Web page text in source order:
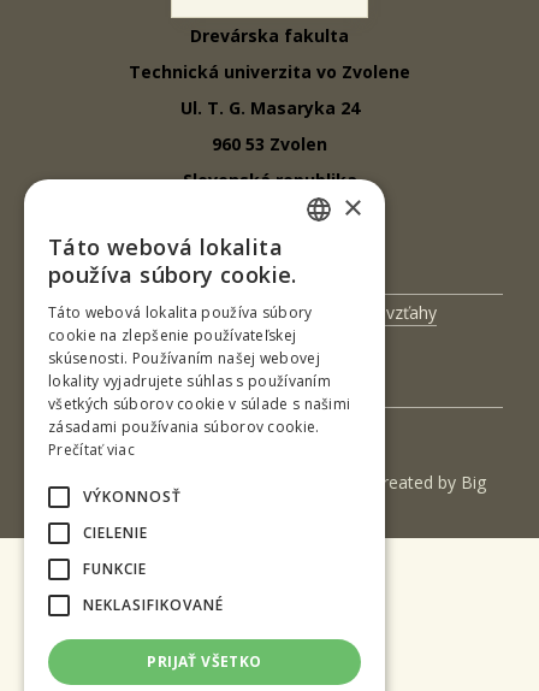
Drevárska fakulta
Technická univerzita vo Zvolene
Ul. T. G. Masaryka 24
960 53 Zvolen
Slovenská republika
Tel.: +421-45-520 63 74
e-mail: kmtd@tuzvo.sk
Univerzitný magazín
Medzinárodné vzťahy
Veda a výskum
Zamestnanci
Kontakt
(c) 2017 Technická univerzita vo Zvolene | Created by Big
& BIGGER s.r.o.
×
Táto webová lokalita
používa súbory cookie.
Táto webová lokalita používa súbory
cookie na zlepšenie používateľskej
skúsenosti. Používaním našej webovej
lokality vyjadrujete súhlas s používaním
všetkých súborov cookie v súlade s našimi
zásadami používania súborov cookie.
Prečítať viac
VÝKONNOSŤ
CIELENIE
FUNKCIE
NEKLASIFIKOVANÉ
PRIJAŤ VŠETKO